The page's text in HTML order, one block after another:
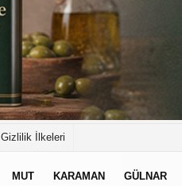
Gizlilik İlkeleri
MUT KARAMAN GÜLNAR